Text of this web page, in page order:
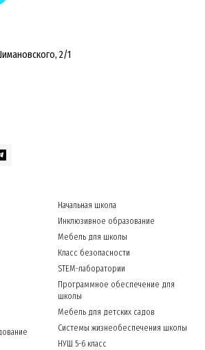
2/1
Начальная школа
Инклюзивное образование
Мебель для школы
Класс безопасности
STEM-лаборатории
Программное обеспечение для
школы
Мебель для детских садов
Системы жизнеобеспечения школы
НУШ 5-6 класс